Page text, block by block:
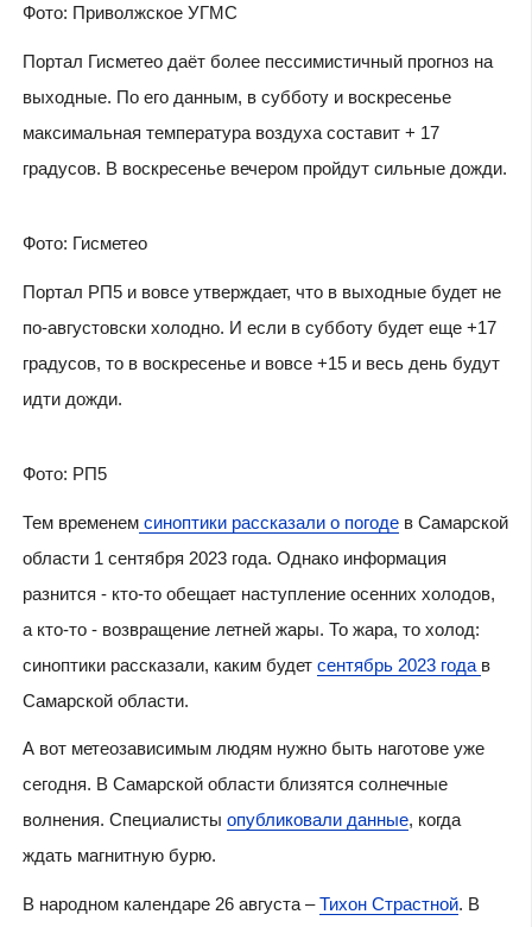
Фото: Приволжское УГМС
Портал Гисметео даёт более пессимистичный прогноз на
выходные. По его данным, в субботу и воскресенье
максимальная температура воздуха составит + 17
градусов. В воскресенье вечером пройдут сильные дожди.
Фото: Гисметео
Портал РП5 и вовсе утверждает, что в выходные будет не
по-августовски холодно. И если в субботу будет еще +17
градусов, то в воскресенье и вовсе +15 и весь день будут
идти дожди.
Фото: РП5
Тем временемсиноптики рассказали о погодев Самарской
области 1 сентября 2023 года. Однако информация
разнится - кто-то обещает наступление осенних холодов,
а кто-то - возвращение летней жары. То жара, то холод:
синоптики рассказали, каким будет сентябрь 2023 года в
Самарской области.
А вот метеозависимым людям нужно быть наготове уже
сегодня. В Самарской области близятся солнечные
волнения. Специалисты опубликовали данные, когда
ждать магнитную бурю.
В народном календаре 26 августа –Тихон Страстной. В